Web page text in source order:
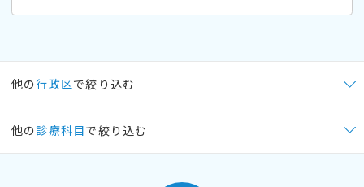
他の行政区で絞り込む
他の 診療科目で絞り込む